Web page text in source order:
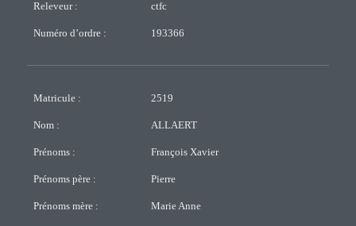
Releveur : ctfc
Numéro d’ordre : 193366
Matricule : 2519
Nom : ALLAERT
Prénoms : François Xavier
Prénoms père : Pierre
Prénoms mère : Marie Anne